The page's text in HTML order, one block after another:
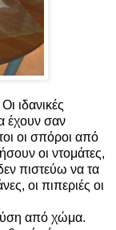
ιδανικές
έχουν σαν
οι σπόροι από
οι ντομάτες,
πιστεύω να τα
οι πιπεριές οι
από χώμα.